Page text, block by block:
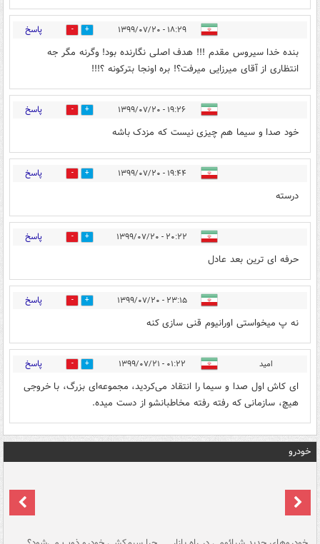
۱۸:۲۹ - ۱۳۹۹/۰۷/۲۰ 1 پاسخ
بنده خدا سیروس مقدم !!! هدف اصلی نگارنده بود! وگرنه مگر جه
انتظاری از آقای میرزایی میرفت؟! بره اونجا بترکونه ؟!!!
۱۹:۲۶ - ۱۳۹۹/۰۷/۲۰ 2 پاسخ
خود صدا و سیما هم چیزی نیست که مزدک باشه
۱۹:۴۴ - ۱۳۹۹/۰۷/۲۰ 0 پاسخ
درسته
۲۰:۲۲ - ۱۳۹۹/۰۷/۲۰ 1 پاسخ
حرفه ای ترین بعد عادل
۲۳:۱۵ - ۱۳۹۹/۰۷/۲۰ 0 پاسخ
نه پ میخواستی اورانیوم قنی سازی کنه
امید ۰۱:۲۲ - ۱۳۹۹/۰۷/۲۱ 1 پاسخ
ای کاش اول صدا و سیما را انتقاد می‌کردید، مجموعه‌ای بزرگ، با خروجی
هیچ، سازمانی که رفته رفته مخاطبانشو از دست میده.
خودرو